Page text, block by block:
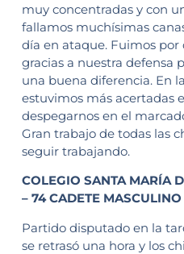
muy concentradas y con
fallamos muchísimas
día en ataque. Fuimos
gracias a nuestra defensa
una buena diferencia. En
estuvimos más acertadas
despegarnos en el
Gran trabajo de todas las
seguir trabajando.
COLEGIO SANTA MARÍA
– 74 CADETE
Partido disputado en la
se retrasó una hora y los